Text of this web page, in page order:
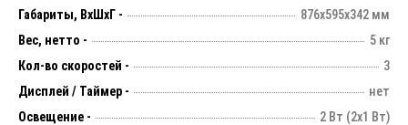
Габариты, ВхШхГ -
876х595х342 мм
Вес, нетто -
5 кг
Кол-во скоростей -
3
Дисплей / Таймер -
нет
Освещение -
2 Вт (2х1 Вт)